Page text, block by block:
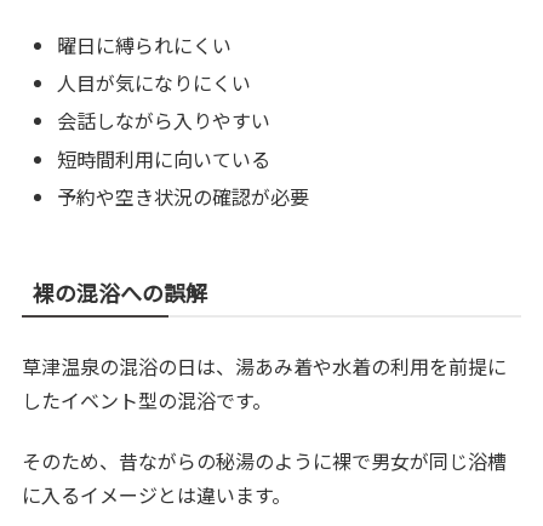
曜日に縛られにくい
人目が気になりにくい
会話しながら入りやすい
短時間利用に向いている
予約や空き状況の確認が必要
裸の混浴への誤解
草津温泉の混浴の日は、湯あみ着や水着の利用を前提に
したイベント型の混浴です。
そのため、昔ながらの秘湯のように裸で男女が同じ浴槽
に入るイメージとは違います。